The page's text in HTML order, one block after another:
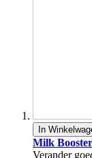
In
Milk
Verander